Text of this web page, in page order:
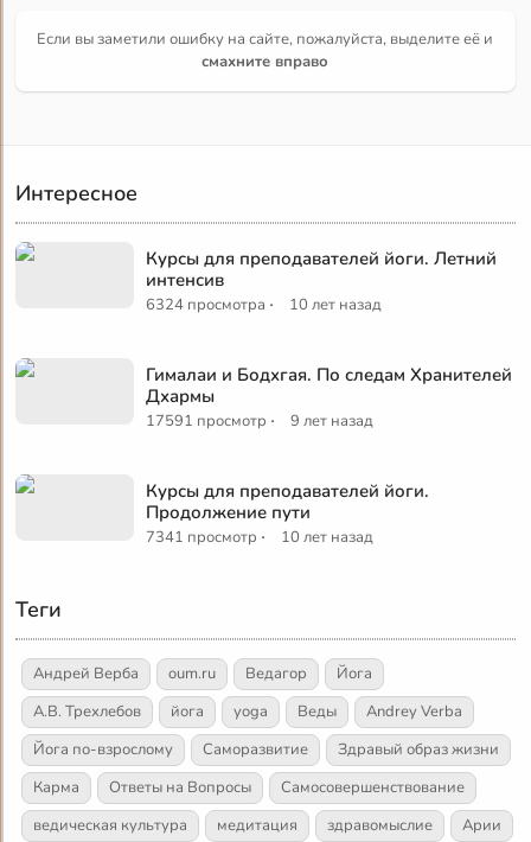
Если вы заметили ошибку на сайте, пожалуйста, выделите её и
смахните вправо
Интересное
Курсы для преподавателей йоги. Летний
интенсив
6324 просмотра · 10 лет назад
Гималаи и Бодхгая. По следам Хранителей
Дхармы
17591 просмотр · 9 лет назад
Курсы для преподавателей йоги.
Продолжение пути
7341 просмотр · 10 лет назад
Теги
Андрей Верба oum.ru Ведагор
Йога
А.В. Трехлебов
йога yoga Веды
Andrey Verba
Йога по-взрослому
Саморазвитие
Здравый образ жизни
Карма
Ответы на Вопросы
Самосовершенствование
ведическая культура
медитация здравомыслие
Арии